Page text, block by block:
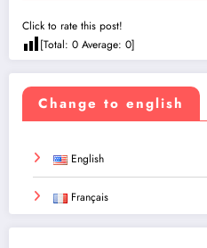
Click to rate this post!
[Total: 0 Average: 0]
Change to english
English
Français